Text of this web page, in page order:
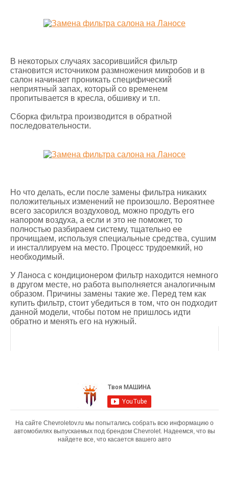
В некоторых случаях засорившийся фильтр
становится источником размножения микробов и в
салон начинает проникать специфический
неприятный запах, который со временем
пропитывается в кресла, обшивку и т.п.
Сборка фильтра производится в обратной
последовательности.
Но что делать, если после замены фильтра никаких
положительных изменений не произошло. Вероятнее
всего засорился воздуховод, можно продуть его
напором воздуха, а если и это не поможет, то
полностью разбираем систему, тщательно ее
прочищаем, используя специальные средства, сушим
и инсталлируем на место. Процесс трудоемкий, но
необходимый.
У Ланоса с кондиционером фильтр находится немного
в другом месте, но работа выполняется аналогичным
образом. Причины замены такие же. Перед тем как
купить фильтр, стоит убедиться в том, что он подходит
данной модели, чтобы потом не пришлось идти
обратно и менять его на нужный.
На сайте Chevroletov.ru мы попытались собрать всю информацию о
автомобилях выпускаемых под брендом Chevrolet. Надеемся, что вы
найдете все, что касается вашего авто